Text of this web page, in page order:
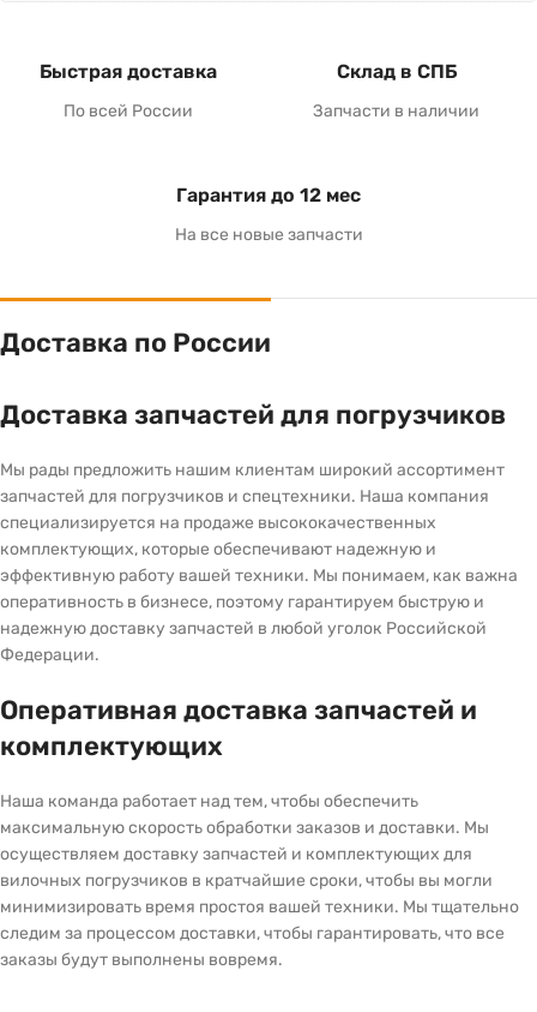
Быстрая доставка
По всей России
Склад в СПБ
Запчасти в наличии
Гарантия до 12 мес
На все новые запчасти
Доставка по России
Доставка запчастей для погрузчиков
Мы рады предложить нашим клиентам широкий ассортимент
запчастей для погрузчиков и спецтехники. Наша компания
специализируется на продаже высококачественных
комплектующих, которые обеспечивают надежную и
эффективную работу вашей техники. Мы понимаем, как важна
оперативность в бизнесе, поэтому гарантируем быструю и
надежную доставку запчастей в любой уголок Российской
Федерации.
Оперативная доставка запчастей и
комплектующих
Наша команда работает над тем, чтобы обеспечить
максимальную скорость обработки заказов и доставки. Мы
осуществляем доставку запчастей и комплектующих для
вилочных погрузчиков в кратчайшие сроки, чтобы вы могли
минимизировать время простоя вашей техники. Мы тщательно
следим за процессом доставки, чтобы гарантировать, что все
заказы будут выполнены вовремя.